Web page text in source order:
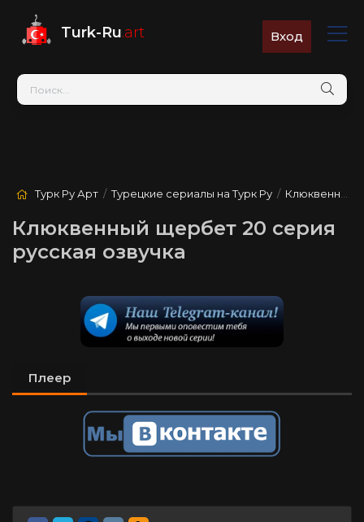
Turk-Ru.art Вход
Турк Ру Арт /Турецкие сериалы на Турк Ру / Клюквенный щербет
Клюквенный щербет 20 серия
русская озвучка
Плеер